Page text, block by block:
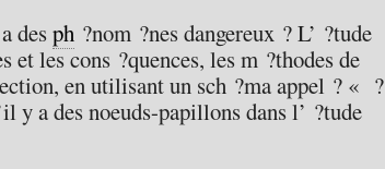
desph ?nom ?nes dangereux ? L’ ?tude
et les cons ?quences, les m ?thodes de
en utilisant un sch ?ma appel ? « ?
y a des noeuds-papillons dans l’ ?tude